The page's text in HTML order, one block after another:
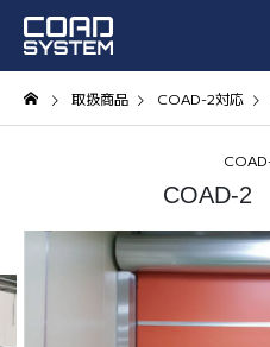
取扱商品 COAD-2対応
COAD-2